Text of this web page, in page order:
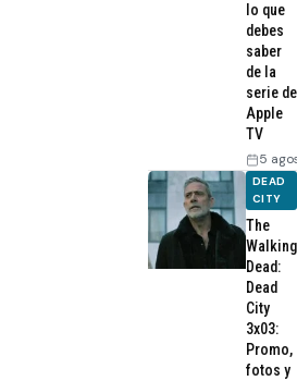
lo que
debes
saber
de la
serie de
Apple
TV
5
DEAD
CITY
The
Walking
Dead:
Dead
City
3x03:
Promo,
fotos y